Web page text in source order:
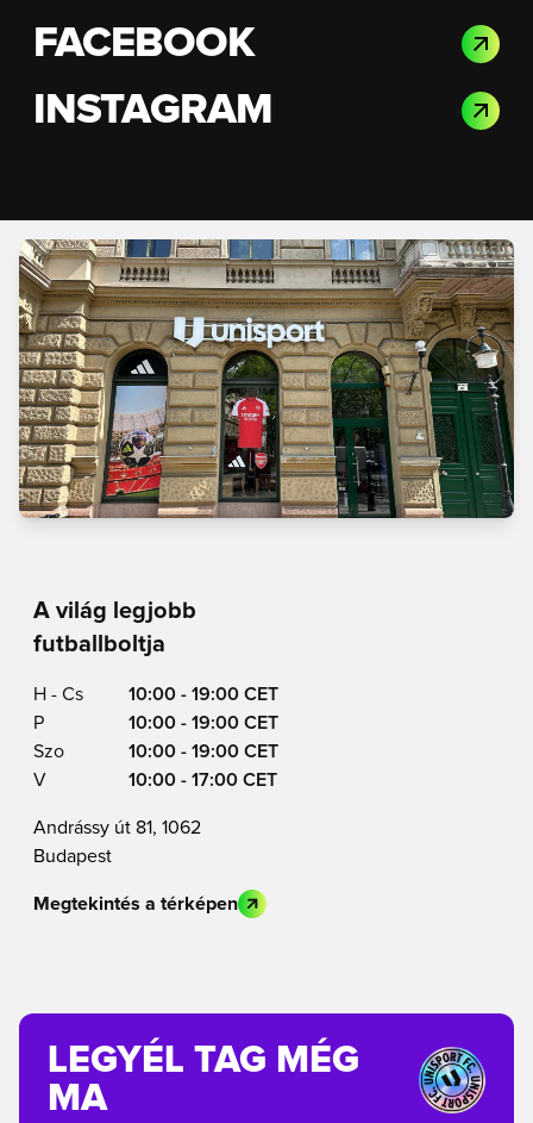
FACEBOOK
INSTAGRAM
A világ legjobb
futballboltja
H - Cs
10:00 - 19:00 CET
P
10:00 - 19:00 CET
Szo
10:00 - 19:00 CET
V
10:00 - 17:00 CET
Andrássy út 81, 1062
Budapest
Megtekintés a térképen
LEGYÉL TAG MÉG
MA